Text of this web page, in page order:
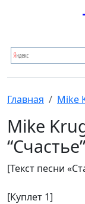
Главная Mike
Mike
“Счастье”
[Текст песни
[Куплет 1]